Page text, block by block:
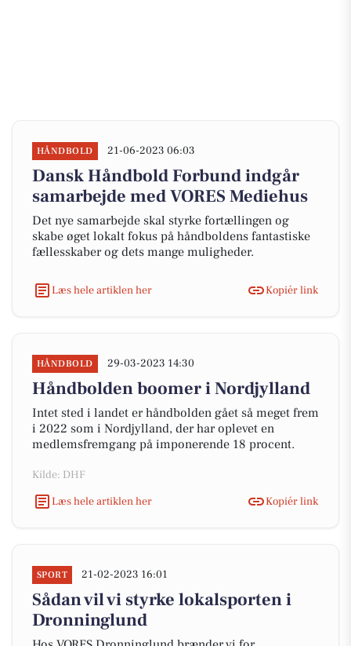
HÅNDBOLD 21-06-2023 06:03
Dansk Håndbold Forbund indgår
samarbejde med VORES Mediehus
Det nye samarbejde skal styrke fortællingen og
skabe øget lokalt fokus på håndboldens fantastiske
fællesskaber og dets mange muligheder.
Læs hele artiklen her Kopiér link
HÅNDBOLD 29-03-2023 14:30
Håndbolden boomer i Nordjylland
Intet sted i landet er håndbolden gået så meget frem
i 2022 som i Nordjylland, der har oplevet en
medlemsfremgang på imponerende 18 procent.
Kilde: DHF
Læs hele artiklen her
Kopiér link
SPORT 21-02-2023 16:01
Sådan vil vi styrke lokalsporten i
Dronninglund